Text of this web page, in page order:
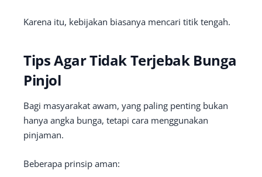
Karena itu, kebijakan biasanya mencari titik tengah.
Tips Agar Tidak Terjebak Bunga
Pinjol
Bagi masyarakat awam, yang paling penting bukan
hanya angka bunga, tetapi cara menggunakan
pinjaman.
Beberapa prinsip aman: